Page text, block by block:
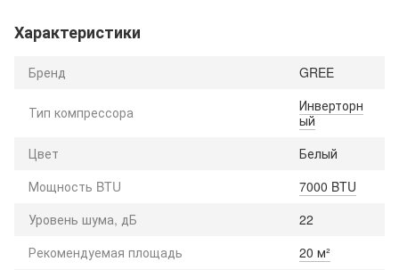
Характеристики
Бренд GREE
Тип компрессора
Инверторн
ый
Цвет
Белый
Мощность BTU
7000 BTU
Уровень шума, дБ
22
Рекомендуемая площадь
20 м²